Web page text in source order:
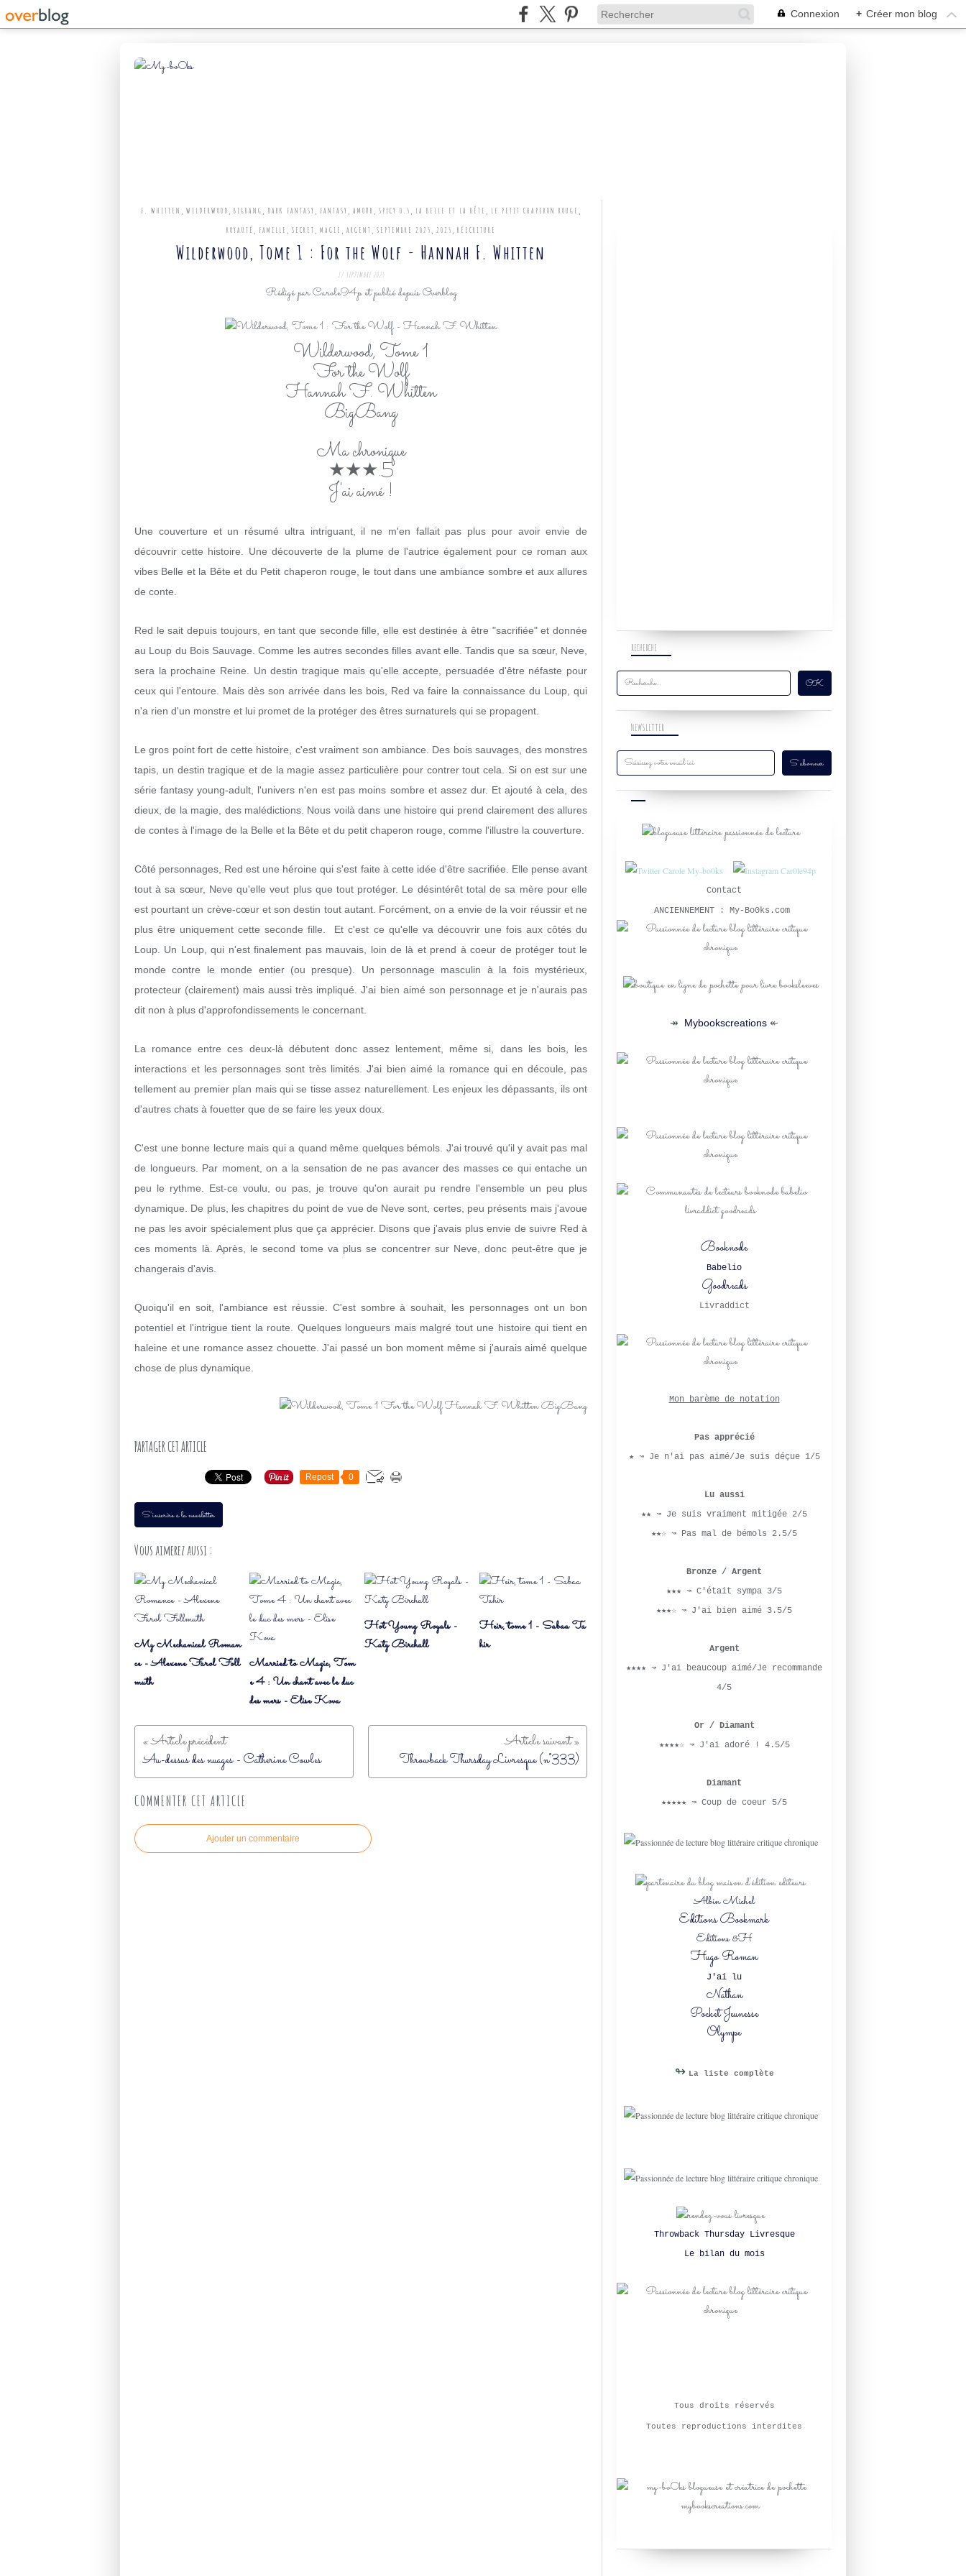
Connexion + Créer mon blog
F. WHITTEN , WILDERWOOD , BIGBANG , DARK FANTASY , FANTASY , AMOUR , SPICY 0.5 , LA BELLE ET LA BÊTE , LE PETIT CHAPERON ROUGE ,
ROYAUTÉ , FAMILLE , SECRET , MAGIE , ARGENT , SEPTEMBRE 2025 , 2025 , RÉECRITURE
Wilderwood, Tome 1 : For the Wolf - Hannah F. Whitten
17 SEPTEMBRE 2025
Rédigé par Carole94p et publié depuis Overblog
Wilderwood, Tome 1
For the Wolf
Hannah F. Whitten
BigBang
Ma chronique
★★★.5
J'ai aimé !
Une couverture et un résumé ultra intriguant, il ne m'en fallait pas plus pour avoir envie de
découvrir cette histoire. Une découverte de la plume de l'autrice également pour ce roman aux
vibes Belle et la Bête et du Petit chaperon rouge, le tout dans une ambiance sombre et aux allures
de conte.
Red le sait depuis toujours, en tant que seconde fille, elle est destinée à être "sacrifiée" et donnée
au Loup du Bois Sauvage. Comme les autres secondes filles avant elle. Tandis que sa sœur, Neve,
sera la prochaine Reine. Un destin tragique mais qu'elle accepte, persuadée d'être néfaste pour
ceux qui l'entoure. Mais dès son arrivée dans les bois, Red va faire la connaissance du Loup, qui
n'a rien d'un monstre et lui promet de la protéger des êtres surnaturels qui se propagent.
Le gros point fort de cette histoire, c'est vraiment son ambiance. Des bois sauvages, des monstres
tapis, un destin tragique et de la magie assez particulière pour contrer tout cela. Si on est sur une
série fantasy young-adult, l'univers n'en est pas moins sombre et assez dur. Et ajouté à cela, des
dieux, de la magie, des malédictions. Nous voilà dans une histoire qui prend clairement des allures
de contes à l'image de la Belle et la Bête et du petit chaperon rouge, comme l'illustre la couverture.
Côté personnages, Red est une héroine qui s'est faite à cette idée d'être sacrifiée. Elle pense avant
tout à sa sœur, Neve qu'elle veut plus que tout protéger. Le désintérêt total de sa mère pour elle
est pourtant un crève-cœur et son destin tout autant. Forcément, on a envie de la voir réussir et ne
plus être uniquement cette seconde fille. Et c'est ce qu'elle va découvrir une fois aux côtés du
Loup. Un Loup, qui n'est finalement pas mauvais, loin de là et prend à coeur de protéger tout le
monde contre le monde entier (ou presque). Un personnage masculin à la fois mystérieux,
protecteur (clairement) mais aussi très impliqué. J'ai bien aimé son personnage et je n'aurais pas
dit non à plus d'approfondissements le concernant.
La romance entre ces deux-là débutent donc assez lentement, même si, dans les bois, les
interactions et les personnages sont très limités. J'ai bien aimé la romance qui en découle, pas
tellement au premier plan mais qui se tisse assez naturellement. Les enjeux les dépassants, ils ont
d'autres chats à fouetter que de se faire les yeux doux.
C'est une bonne lecture mais qui a quand même quelques bémols. J'ai trouvé qu'il y avait pas mal
de longueurs. Par moment, on a la sensation de ne pas avancer des masses ce qui entache un
peu le rythme. Est-ce voulu, ou pas, je trouve qu'on aurait pu rendre l'ensemble un peu plus
dynamique. De plus, les chapitres du point de vue de Neve sont, certes, peu présents mais j'avoue
ne pas les avoir spécialement plus que ça apprécier. Disons que j'avais plus envie de suivre Red à
ces moments là. Après, le second tome va plus se concentrer sur Neve, donc peut-être que je
changerais d'avis.
Quoiqu'il en soit, l'ambiance est réussie. C'est sombre à souhait, les personnages ont un bon
potentiel et l'intrigue tient la route. Quelques longueurs mais malgré tout une histoire qui tient en
haleine et une romance assez chouette. J'ai passé un bon moment même si j'aurais aimé quelque
chose de plus dynamique.
PARTAGER CET ARTICLE
Repost 0
S'inscrire à la newsletter
Vous aimerez aussi :
My Mechanical Roman
ce - Alexene Farol Foll
muth
Married to Magic, Tom
e 4 : Un chant avec le duc
des mers - Elise Kova
Hot Young Royals -
Katy Birchall
Heir, tome 1 - Sabaa Ta
hir
Au-dessus des nuages - Catherine Cowles Throwback Thursday Livresque (n°333)
COMMENTER CET ARTICLE
Ajouter un commentaire
NEWSLETTER
RECHERCHE
Contact
ANCIENNEMENT : My-Bo0ks.com
↠ Mybookscreations ↞
Booknode
Babelio
Goodreads
Livraddict
Mon barème de notation
Pas apprécié
★ ↝ Je n'ai pas aimé/Je suis déçue 1/5
Lu aussi
★★ ↝ Je suis vraiment mitigée 2/5
★★☆ ↝ Pas mal de bémols 2.5/5
Bronze / Argent
★★★ ↝ C'était sympa 3/5
★★★☆ ↝ J'ai bien aimé 3.5/5
Argent
★★★★ ↝ J'ai beaucoup aimé/Je recommande
4/5
Or / Diamant
★★★★☆ ↝ J'ai adoré ! 4.5/5
Diamant
★★★★★ ↝ Coup de coeur 5/5
Albin Michel
Editions Bookmark
Editions &H
Hugo Roman
J'ai lu
Nathan
Pocket Jeunesse
Olympe
↬ La liste complète
Throwback Thursday Livresque
Le bilan du mois
Tous droits réservés
Toutes reproductions interdites